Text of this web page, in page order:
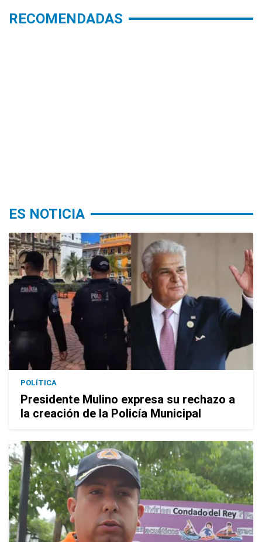
RECOMENDADAS
ES NOTICIA
POLÍTICA
Presidente Mulino expresa su rechazo a
la creación de la Policía Municipal